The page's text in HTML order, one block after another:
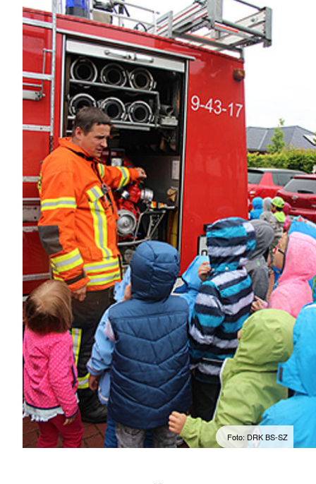
Foto: DRK BS-SZ